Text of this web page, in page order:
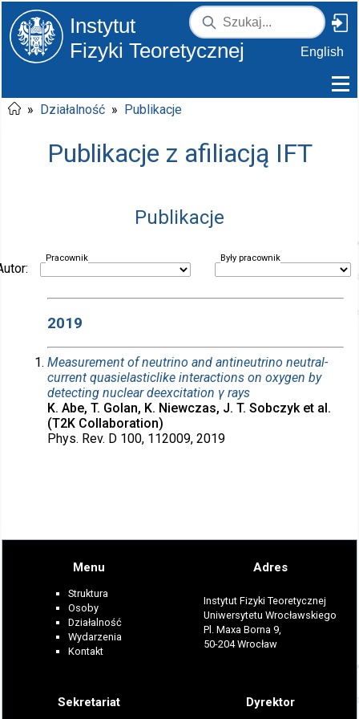
Instytut
Fizyki Teoretycznej
English
» Działalność » Publikacje
Publikacje z afiliacją IFT
Publikacje
Pracownik Były pracownik
2019
Measurement of neutrino and antineutrino neutral-
current quasielasticlike interactions on oxygen by
detecting nuclear deexcitation γ rays
K. Abe, T. Golan, K. Niewczas, J. T. Sobczyk et al.
(T2K Collaboration)
Phys. Rev. D 100, 112009, 2019
Menu
Struktura
Osoby
Działalność
Wydarzenia
Kontakt
Adres
Instytut Fizyki Teoretycznej
Uniwersytetu Wrocławskiego
Pl. Maxa Borna 9,
50-204 Wrocław
Sekretariat Dyrektor